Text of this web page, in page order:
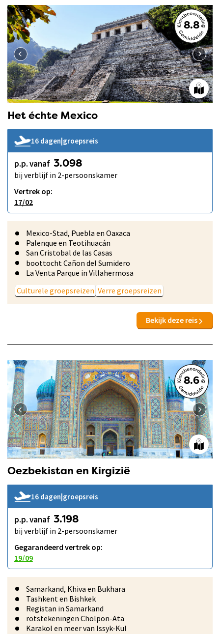
8.8
Het échte Mexico
16 dagen|groepsreis
p.p. vanaf 3.098
bij verblijf in 2-persoonskamer
Vertrek op:
17/02
Mexico-Stad, Puebla en Oaxaca
Palenque en Teotihuacán
San Cristobal de las Casas
boottocht Cañon del Sumidero
La Venta Parque in Villahermosa
Culturele groepsreizen Verre groepsreizen
Bekijk deze reis
8.6
Oezbekistan en Kirgizië
16 dagen|groepsreis
p.p. vanaf 3.198
bij verblijf in 2-persoonskamer
Gegarandeerd vertrek op:
19/09
Samarkand, Khiva en Bukhara
Tashkent en Bishkek
Registan in Samarkand
rotstekeningen Cholpon-Ata
Karakol en meer van Issyk-Kul